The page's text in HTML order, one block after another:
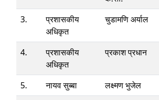
3.
प्रशासकीय
अधिकृत
चुडामणि अर्याल
4.
प्रशासकीय
अधिकृत
प्रकाश प्रधान
5. नायव सुब्बा लक्ष्मण भुजेल